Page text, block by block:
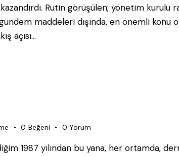
Rutin görüşülen; yönetim kurulu
maddeleri dışında, en önemli konu
açısı…
0 Beğeni 0 Yorum
1987 yılından bu yana, her ortamda,